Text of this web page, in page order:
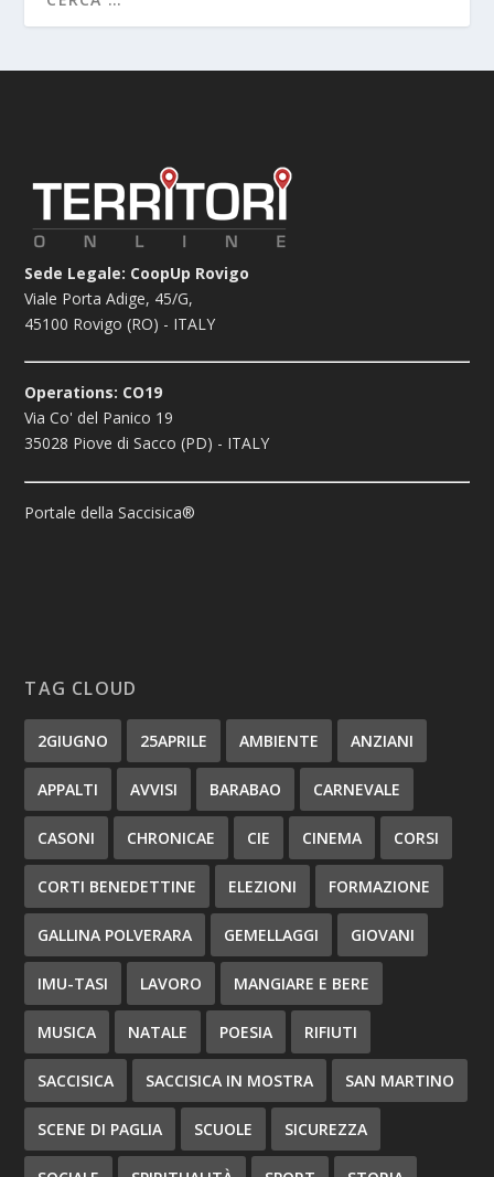
Sede Legale: CoopUp Rovigo
Viale Porta Adige, 45/G,
45100 Rovigo (RO) - ITALY
Operations: CO19
Via Co' del Panico 19
35028 Piove di Sacco (PD) - ITALY
Portale della Saccisica®
TAG CLOUD
2GIUGNO 25APRILE AMBIENTE ANZIANI
APPALTI AVVISI BARABAO CARNEVALE
CASONI CHRONICAE CIE CINEMA CORSI
CORTI BENEDETTINE ELEZIONI FORMAZIONE
GALLINA POLVERARA GEMELLAGGI GIOVANI
IMU-TASI LAVORO MANGIARE E BERE
MUSICA NATALE POESIA RIFIUTI
SACCISICA SACCISICA IN MOSTRA SAN MARTINO
SCENE DI PAGLIA SCUOLE SICUREZZA